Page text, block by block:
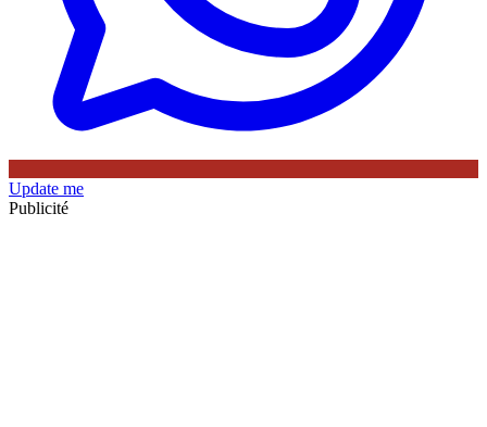
Update me
Publicité